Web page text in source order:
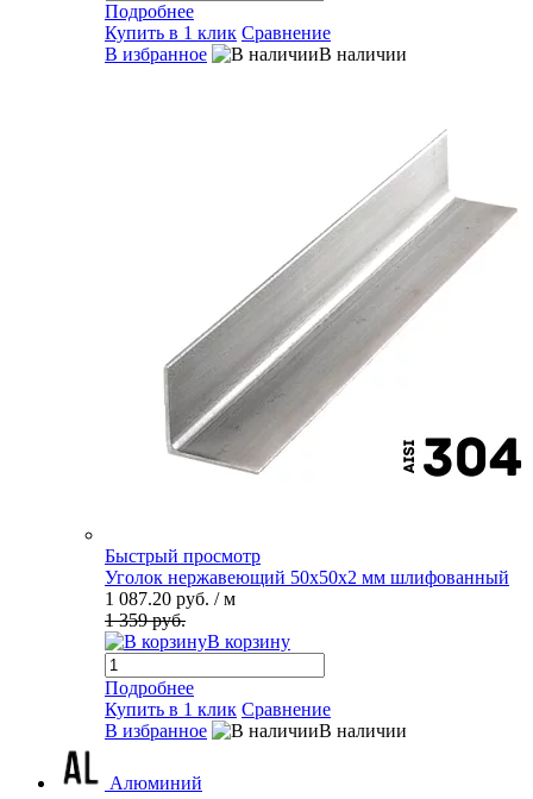
Подробнее
Купить в 1 клик Сравнение
В избранное
В наличии
Быстрый просмотр
Уголок нержавеющий 50х50х2 мм шлифованный
1 087.20 руб. / м
1 359 руб.
В корзину
Подробнее
Купить в 1 клик Сравнение
В избранное
В наличии
Алюминий